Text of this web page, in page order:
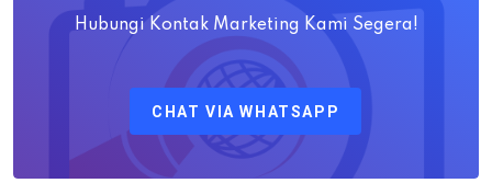
Pertanahan
Kota
Hubungi Kontak Marketing Kami Segera!
CHAT VIA WHATSAPP